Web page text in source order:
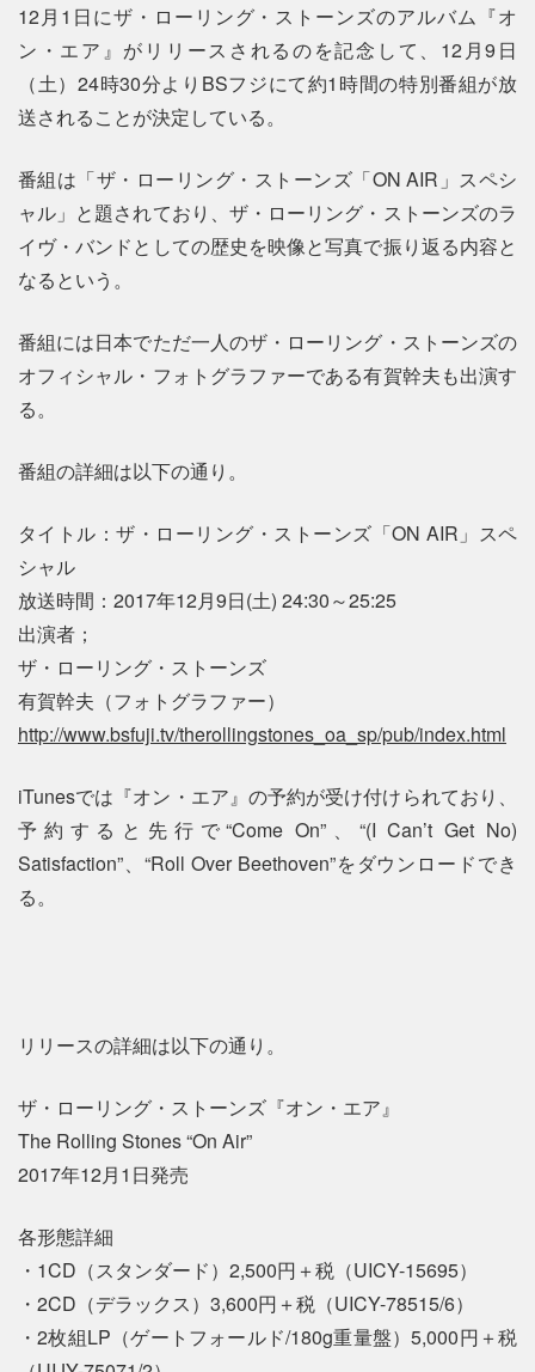
12月1日にザ・ローリング・ストーンズのアルバム『オ
ン・エア』がリリースされるのを記念して、12月9日
（土）24時30分よりBSフジにて約1時間の特別番組が放
送されることが決定している。
番組は「ザ・ローリング・ストーンズ「ON AIR」スペシ
ャル」と題されており、ザ・ローリング・ストーンズのラ
イヴ・バンドとしての歴史を映像と写真で振り返る内容と
なるという。
番組には日本でただ一人のザ・ローリング・ストーンズの
オフィシャル・フォトグラファーである有賀幹夫も出演す
る。
番組の詳細は以下の通り。
タイトル：ザ・ローリング・ストーンズ「ON AIR」スペ
シャル
放送時間：2017年12月9日(土) 24:30～25:25
出演者；
ザ・ローリング・ストーンズ
有賀幹夫（フォトグラファー）
http://www.bsfuji.tv/therollingstones_oa_sp/pub/index.html
iTunesでは『オン・エア』の予約が受け付けられており、
予約すると先行で“Come On”、“(I Can’t Get No)
Satisfaction”、“Roll Over Beethoven”をダウンロードでき
る。
リリースの詳細は以下の通り。
ザ・ローリング・ストーンズ『オン・エア』
The Rolling Stones “On Air”
2017年12月1日発売
各形態詳細
・1CD（スタンダード）2,500円＋税（UICY-15695）
・2CD（デラックス）3,600円＋税（UICY-78515/6）
・2枚組LP（ゲートフォールド/180g重量盤）5,000円＋税